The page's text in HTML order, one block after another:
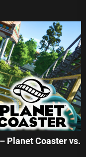
Planet Coaster vs.